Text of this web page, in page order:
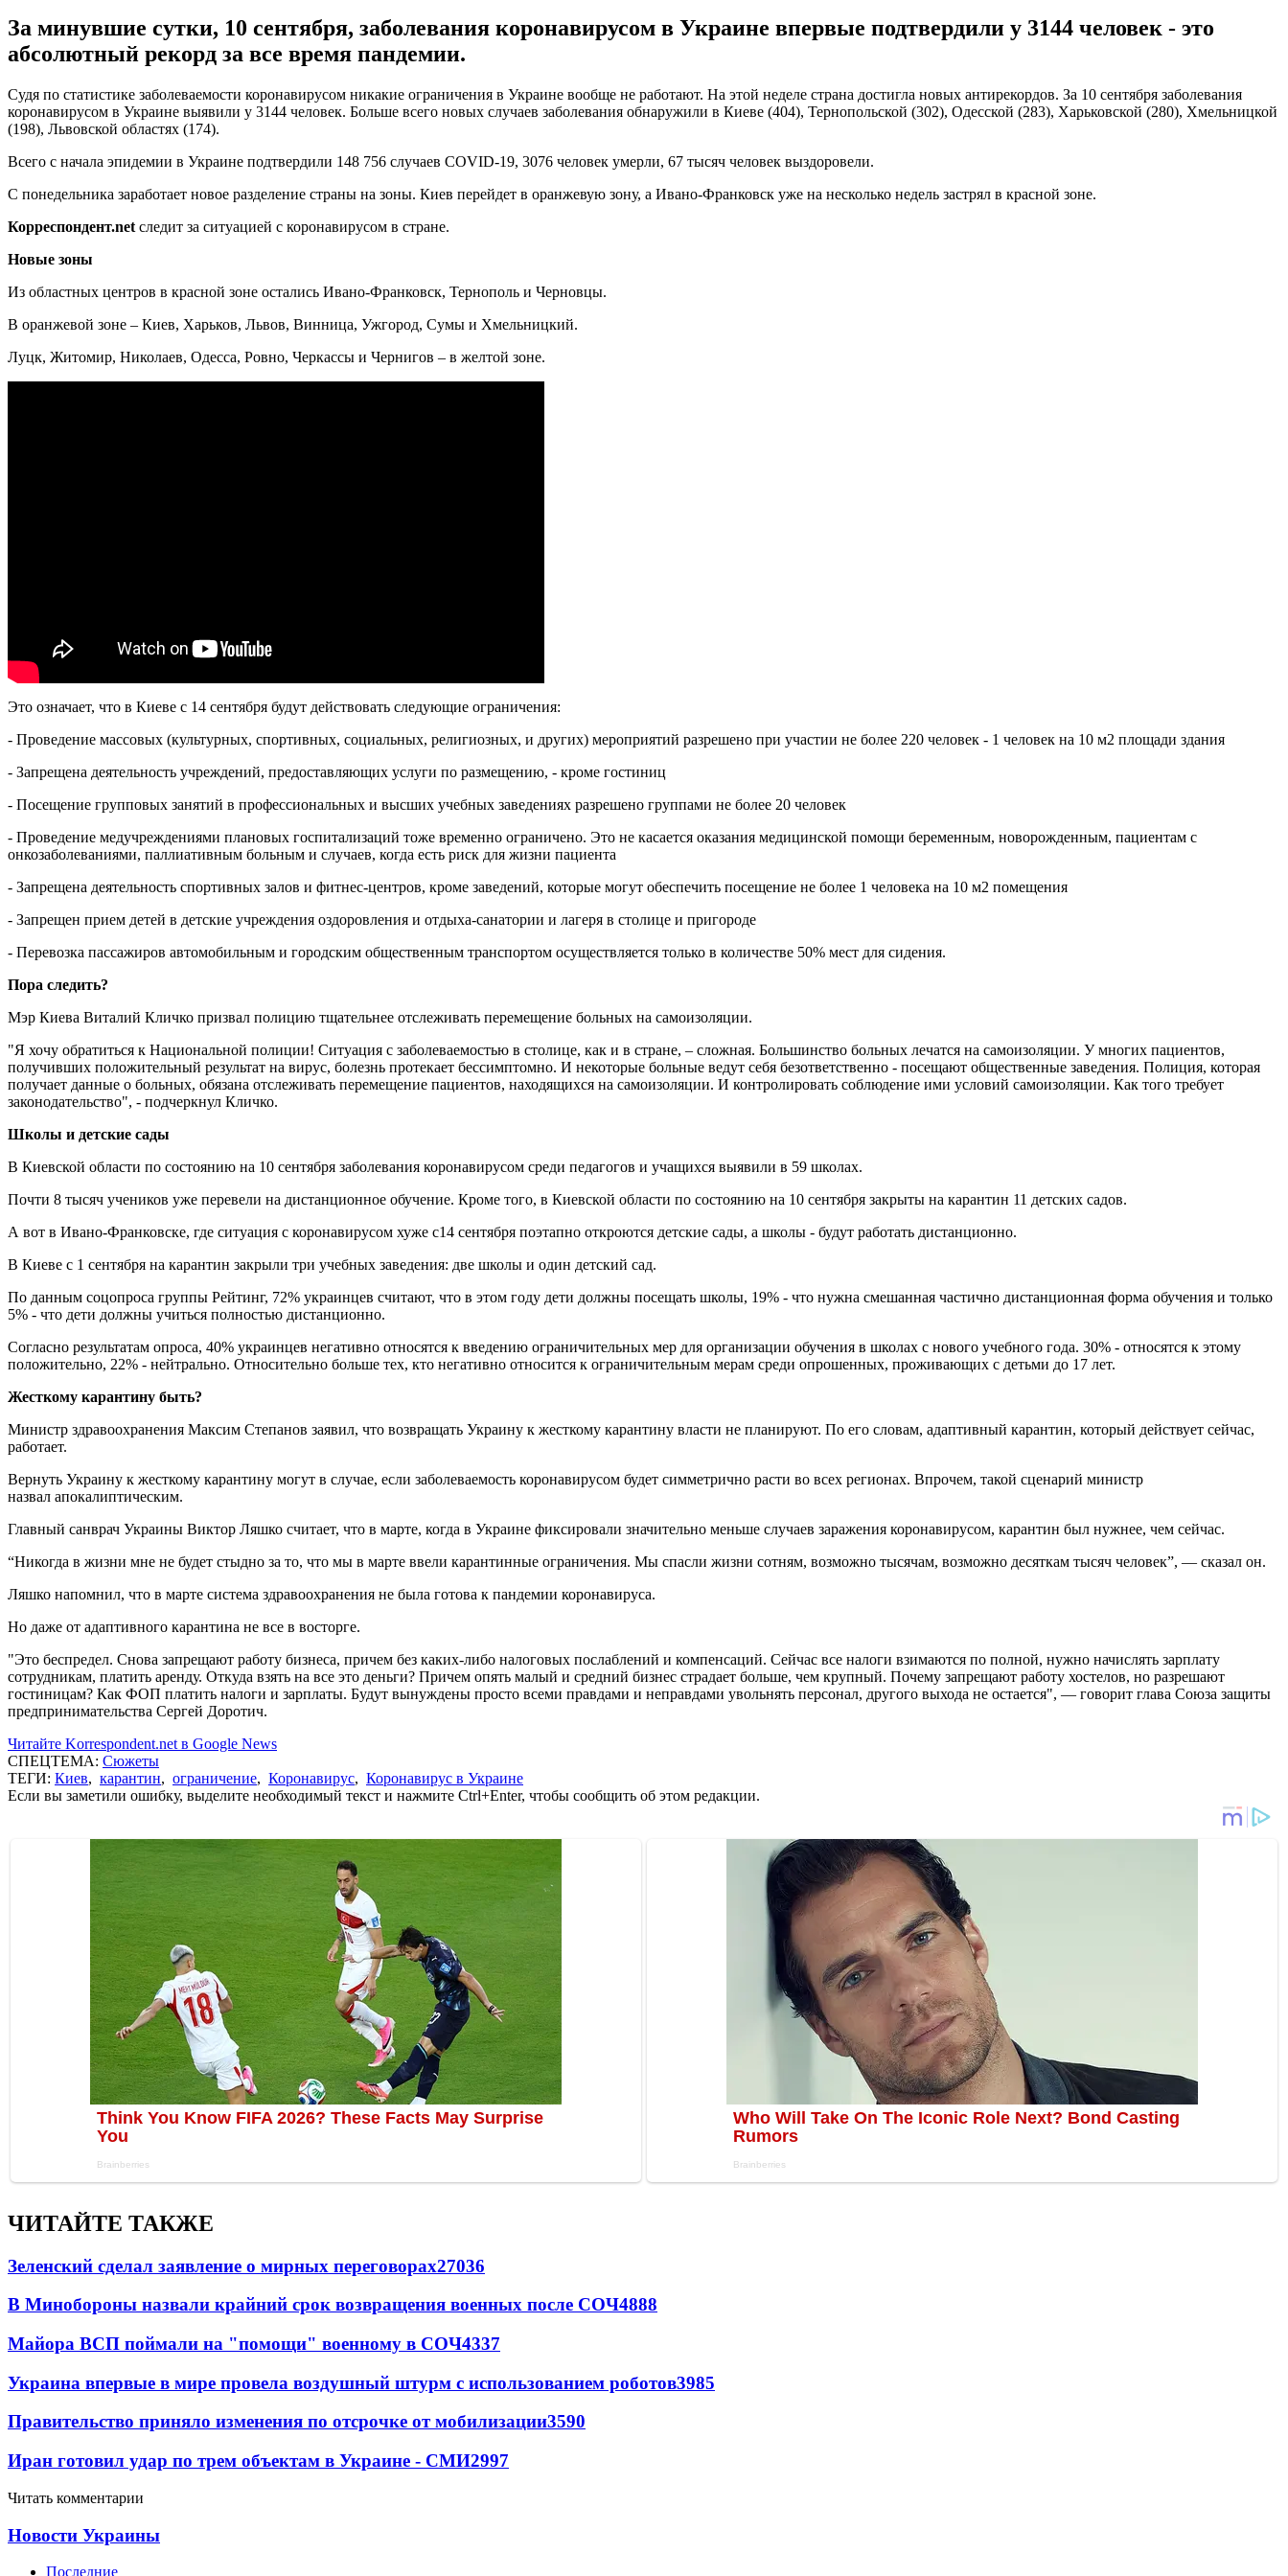
За минувшие сутки, 10 сентября, заболевания коронавирусом в Украине впервые подтвердили у 3144 человек - это
абсолютный рекорд за все время пандемии.
Судя по статистике заболеваемости коронавирусом никакие ограничения в Украине вообще не работают. На этой неделе страна достигла новых антирекордов. За 10 сентября заболевания
коронавирусом в Украине выявили у 3144 человек. Больше всего новых случаев заболевания обнаружили в Киеве (404), Тернопольской (302), Одесской (283), Харьковской (280), Хмельницкой
(198), Львовской областях (174).
Всего с начала эпидемии в Украине подтвердили 148 756 случаев COVID-19, 3076 человек умерли, 67 тысяч человек выздоровели.
С понедельника заработает новое разделение страны на зоны. Киев перейдет в оранжевую зону, а Ивано-Франковск уже на несколько недель застрял в красной зоне.
Корреспондент.net следит за ситуацией с коронавирусом в стране.
Новые зоны
Из областных центров в красной зоне остались Ивано-Франковск, Тернополь и Черновцы.
В оранжевой зоне – Киев, Харьков, Львов, Винница, Ужгород, Сумы и Хмельницкий.
Луцк, Житомир, Николаев, Одесса, Ровно, Черкассы и Чернигов – в желтой зоне.
Это означает, что в Киеве с 14 сентября будут действовать следующие ограничения:
- Проведение массовых (культурных, спортивных, социальных, религиозных, и других) мероприятий разрешено при участии не более 220 человек - 1 человек на 10 м2 площади здания
- Запрещена деятельность учреждений, предоставляющих услуги по размещению, - кроме гостиниц
- Посещение групповых занятий в профессиональных и высших учебных заведениях разрешено группами не более 20 человек
- Проведение медучреждениями плановых госпитализаций тоже временно ограничено. Это не касается оказания медицинской помощи беременным, новорожденным, пациентам с
онкозаболеваниями, паллиативным больным и случаев, когда есть риск для жизни пациента
- Запрещена деятельность спортивных залов и фитнес-центров, кроме заведений, которые могут обеспечить посещение не более 1 человека на 10 м2 помещения
- Запрещен прием детей в детские учреждения оздоровления и отдыха-санатории и лагеря в столице и пригороде
- Перевозка пассажиров автомобильным и городским общественным транспортом осуществляется только в количестве 50% мест для сидения.
Пора следить?
Мэр Киева Виталий Кличко призвал полицию тщательнее отслеживать перемещение больных на самоизоляции.
"Я хочу обратиться к Национальной полиции! Ситуация с заболеваемостью в столице, как и в стране, – сложная. Большинство больных лечатся на самоизоляции. У многих пациентов,
получивших положительный результат на вирус, болезнь протекает бессимптомно. И некоторые больные ведут себя безответственно - посещают общественные заведения. Полиция, которая
получает данные о больных, обязана отслеживать перемещение пациентов, находящихся на самоизоляции. И контролировать соблюдение ими условий самоизоляции. Как того требует
законодательство", - подчеркнул Кличко.
Школы и детские сады
В Киевской области по состоянию на 10 сентября заболевания коронавирусом среди педагогов и учащихся выявили в 59 школах.
Почти 8 тысяч учеников уже перевели на дистанционное обучение. Кроме того, в Киевской области по состоянию на 10 сентября закрыты на карантин 11 детских садов.
А вот в Ивано-Франковске, где ситуация с коронавирусом хуже с14 сентября поэтапно откроются детские сады, а школы - будут работать дистанционно.
В Киеве с 1 сентября на карантин закрыли три учебных заведения: две школы и один детский сад.
По данным соцопроса группы Рейтинг, 72% украинцев считают, что в этом году дети должны посещать школы, 19% - что нужна смешанная частично дистанционная форма обучения и только
5% - что дети должны учиться полностью дистанционно.
Согласно результатам опроса, 40% украинцев негативно относятся к введению ограничительных мер для организации обучения в школах с нового учебного года. 30% - относятся к этому
положительно, 22% - нейтрально. Относительно больше тех, кто негативно относится к ограничительным мерам среди опрошенных, проживающих с детьми до 17 лет.
Жесткому карантину быть?
Министр здравоохранения Максим Степанов заявил, что возвращать Украину к жесткому карантину власти не планируют. По его словам, адаптивный карантин, который действует сейчас,
работает.
Вернуть Украину к жесткому карантину могут в случае, если заболеваемость коронавирусом будет симметрично расти во всех регионах. Впрочем, такой сценарий министр
назвал апокалиптическим.
Главный санврач Украины Виктор Ляшко считает, что в марте, когда в Украине фиксировали значительно меньше случаев заражения коронавирусом, карантин был нужнее, чем сейчас.
“Никогда в жизни мне не будет стыдно за то, что мы в марте ввели карантинные ограничения. Мы спасли жизни сотням, возможно тысячам, возможно десяткам тысяч человек”, — сказал он.
Ляшко напомнил, что в марте система здравоохранения не была готова к пандемии коронавируса.
Но даже от адаптивного карантина не все в восторге.
"Это беспредел. Снова запрещают работу бизнеса, причем без каких-либо налоговых послаблений и компенсаций. Сейчас все налоги взимаются по полной, нужно начислять зарплату
сотрудникам, платить аренду. Откуда взять на все это деньги? Причем опять малый и средний бизнес страдает больше, чем крупный. Почему запрещают работу хостелов, но разрешают
гостиницам? Как ФОП платить налоги и зарплаты. Будут вынуждены просто всеми правдами и неправдами увольнять персонал, другого выхода не остается", — говорит глава Союза защиты
предпринимательства Сергей Доротич.
Читайте Korrespondent.net в Google News
СПЕЦТЕМА: Сюжеты
ТЕГИ: Киев, карантин, ограничение, Коронавирус, Коронавирус в Украине
Если вы заметили ошибку, выделите необходимый текст и нажмите Ctrl+Enter, чтобы сообщить об этом редакции.
ЧИТАЙТЕ ТАКЖЕ
Зеленский сделал заявление о мирных переговорах27036
В Минобороны назвали крайний срок возвращения военных после СОЧ4888
Майора ВСП поймали на "помощи" военному в СОЧ4337
Украина впервые в мире провела воздушный штурм с использованием роботов3985
Правительство приняло изменения по отсрочке от мобилизации3590
Иран готовил удар по трем объектам в Украине - СМИ2997
Читать комментарии
Новости Украины
Последние